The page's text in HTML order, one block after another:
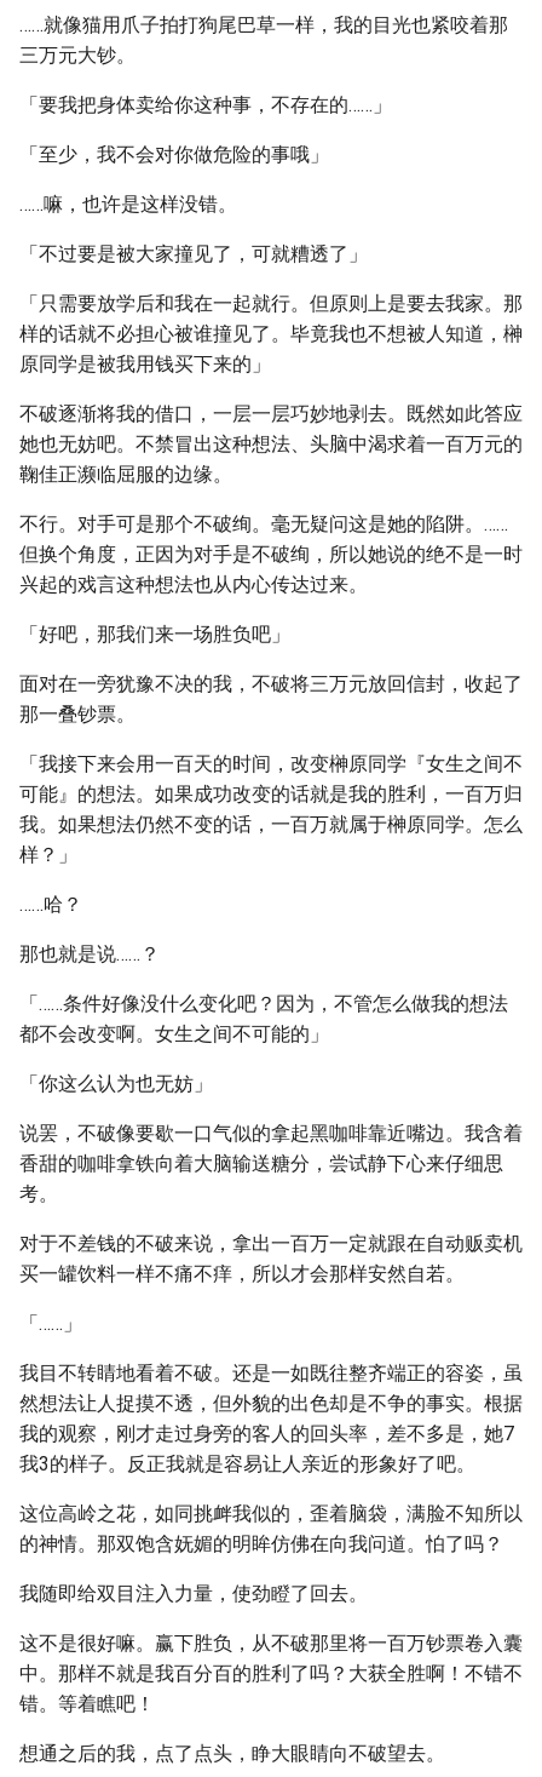
……就像猫用爪子拍打狗尾巴草一样，我的目光也紧咬着那
三万元大钞。
「要我把身体卖给你这种事，不存在的……」
「至少，我不会对你做危险的事哦」
……嘛，也许是这样没错。
「不过要是被大家撞见了，可就糟透了」
「只需要放学后和我在一起就行。但原则上是要去我家。那
样的话就不必担心被谁撞见了。毕竟我也不想被人知道，榊
原同学是被我用钱买下来的」
不破逐渐将我的借口，一层一层巧妙地剥去。既然如此答应
她也无妨吧。不禁冒出这种想法、头脑中渴求着一百万元的
鞠佳正濒临屈服的边缘。
不行。对手可是那个不破绚。毫无疑问这是她的陷阱。……
但换个角度，正因为对手是不破绚，所以她说的绝不是一时
兴起的戏言这种想法也从内心传达过来。
「好吧，那我们来一场胜负吧」
面对在一旁犹豫不决的我，不破将三万元放回信封，收起了
那一叠钞票。
「我接下来会用一百天的时间，改变榊原同学『女生之间不
可能』的想法。如果成功改变的话就是我的胜利，一百万归
我。如果想法仍然不变的话，一百万就属于榊原同学。怎么
样？」
……哈？
那也就是说……？
「……条件好像没什么变化吧？因为，不管怎么做我的想法
都不会改变啊。女生之间不可能的」
「你这么认为也无妨」
说罢，不破像要歇一口气似的拿起黑咖啡靠近嘴边。我含着
香甜的咖啡拿铁向着大脑输送糖分，尝试静下心来仔细思
考。
对于不差钱的不破来说，拿出一百万一定就跟在自动贩卖机
买一罐饮料一样不痛不痒，所以才会那样安然自若。
「……」
我目不转睛地看着不破。还是一如既往整齐端正的容姿，虽
然想法让人捉摸不透，但外貌的出色却是不争的事实。根据
我的观察，刚才走过身旁的客人的回头率，差不多是，她7
我3的样子。反正我就是容易让人亲近的形象好了吧。
这位高岭之花，如同挑衅我似的，歪着脑袋，满脸不知所以
的神情。那双饱含妩媚的明眸仿佛在向我问道。怕了吗？
我随即给双目注入力量，使劲瞪了回去。
这不是很好嘛。赢下胜负，从不破那里将一百万钞票卷入囊
中。那样不就是我百分百的胜利了吗？大获全胜啊！不错不
错。等着瞧吧！
想通之后的我，点了点头，睁大眼睛向不破望去。